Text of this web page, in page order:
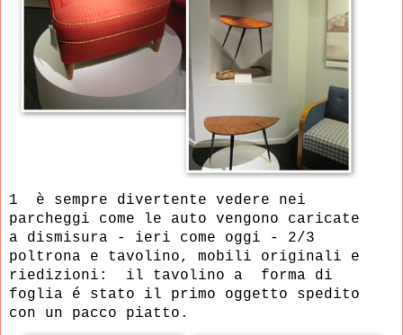
1 è sempre divertente vedere nei
parcheggi come le auto vengono caricate
a dismisura - ieri come oggi - 2/3
poltrona e tavolino, mobili originali e
riedizioni: il tavolino a forma di
foglia é stato il primo oggetto spedito
con un pacco piatto.